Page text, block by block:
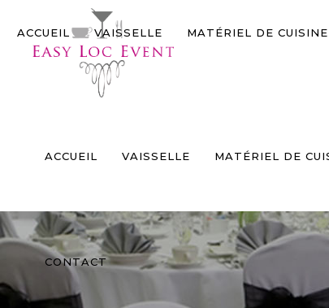
ACCUEIL VAISSELLE MATÉRIEL DE
CONTACT
ACCUEIL VAISSELLE MATÉRIEL DE CUISINE
Panneau de gestion des cookies